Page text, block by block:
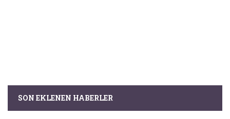
SON EKLENEN HABERLER